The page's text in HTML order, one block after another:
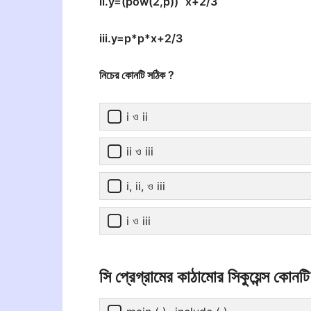
iii.y=p*p*x+2/3
নিচের কোনটি সঠিক ?
i ও ii
ii ও iii
i, ii, ও iii
i ও iii
সি প্রেগ্রামের কাঠামোর সিকুয়েন্স